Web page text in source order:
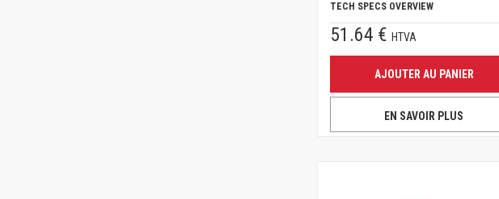
TECH SPECS OVERVIEW
51.64 € HTVA
AJOUTER AU PANIER
EN SAVOIR PLUS